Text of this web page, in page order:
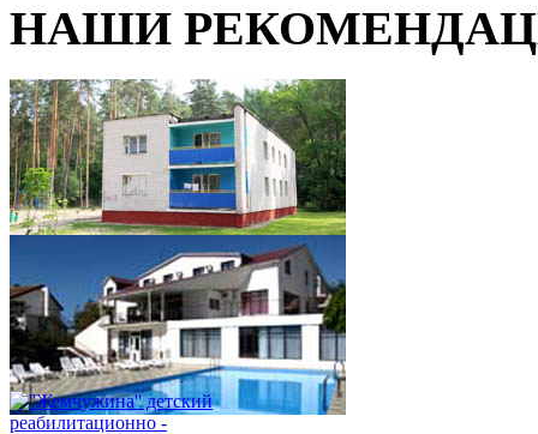
НАШИ
''Качье'' детский
реабилитационно -
оздоровительный центр,
Гомельская область